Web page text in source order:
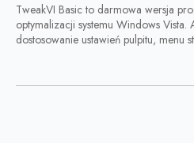
TweakVI Basic to darmowa wersja
optymalizacji systemu Windows Vista.
dostosowanie ustawień pulpitu, menu